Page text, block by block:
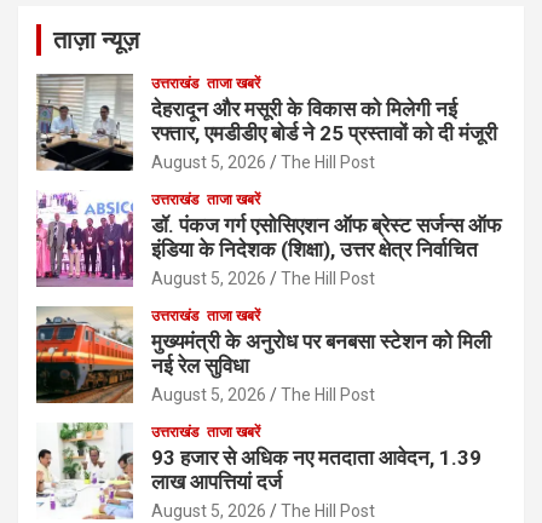
ताज़ा न्यूज़
उत्तराखंड ताजा खबरें
देहरादून और मसूरी के विकास को मिलेगी नई
रफ्तार, एमडीडीए बोर्ड ने 25 प्रस्तावों को दी मंजूरी
August 5, 2026 The Hill Post
उत्तराखंड ताजा खबरें
डॉ. पंकज गर्ग एसोसिएशन ऑफ ब्रेस्ट सर्जन्स ऑफ
इंडिया के निदेशक (शिक्षा), उत्तर क्षेत्र निर्वाचित
August 5, 2026 The Hill Post
उत्तराखंड ताजा खबरें
मुख्यमंत्री के अनुरोध पर बनबसा स्टेशन को मिली
नई रेल सुविधा
August 5, 2026 The Hill Post
उत्तराखंड ताजा खबरें
93 हजार से अधिक नए मतदाता आवेदन, 1.39
लाख आपत्तियां दर्ज
August 5, 2026 The Hill Post